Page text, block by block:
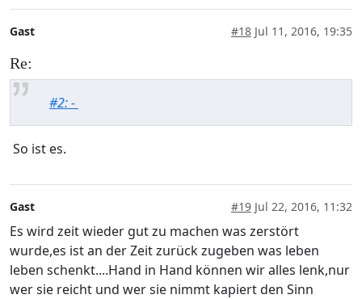
Gast #18 Jul 11, 2016, 19:35
Re:
#2: -
So ist es.
Gast #19 Jul 22, 2016, 11:32
Es wird zeit wieder gut zu machen was zerstört
wurde,es ist an der Zeit zurück zugeben was leben
leben schenkt....Hand in Hand können wir alles lenk,nur
wer sie reicht und wer sie nimmt kapiert den Sinn